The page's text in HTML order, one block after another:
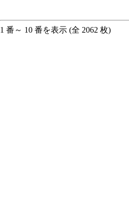
1 番～ 10 番を表示 (全 2062 枚)